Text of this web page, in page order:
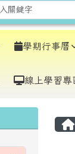
學期行事曆
線上學習專